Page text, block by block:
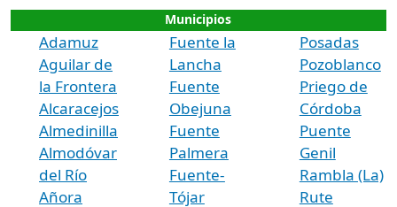
Municipios
Adamuz
Aguilar de
la Frontera
Alcaracejos
Almedinilla
Almodóvar
del Río
Añora
Fuente la
Lancha
Fuente
Obejuna
Fuente
Palmera
Fuente-
Tójar
Posadas
Pozoblanco
Priego de
Córdoba
Puente
Genil
Rambla (La)
Rute